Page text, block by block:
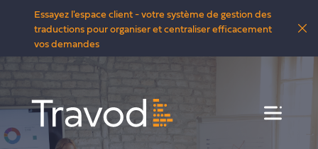
Essayez l'espace client - votre système de gestion des
traductions pour organiser et centraliser efficacement
vos demandes
Menu